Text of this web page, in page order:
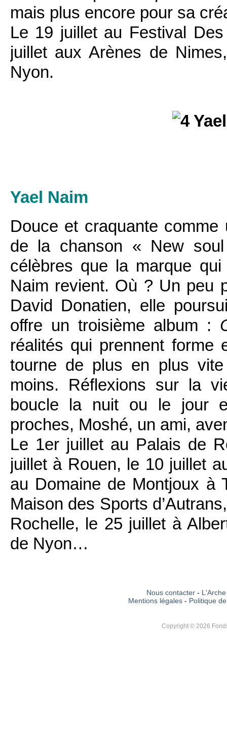
mais plus encore pour sa
Le 19 juillet au Festival
juillet aux Arènes de
Nyon.
Yael Naim
Douce et craquante
de la chanson « New
célèbres que la marque
Naim revient. Où ? Un peu
David Donatien, elle
offre un troisième album :
réalités qui prennent forme
tourne de plus en plus
moins. Réflexions sur la
boucle la nuit ou le jour
proches, Moshé, un ami,
Le 1er juillet au Palais de
juillet à Rouen, le 10 juillet
au Domaine de Montjoux à
Maison des Sports
Rochelle, le 25 juillet à
de Nyon…
Nous contacter-
Mentions légales - Politique
Copyright © 2026